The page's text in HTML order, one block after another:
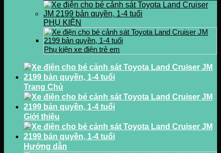
PHỤ KIỆN
Phụ kiện xe điện trẻ em
Trang Chủ
Giới thiệu
Hướng dẫn